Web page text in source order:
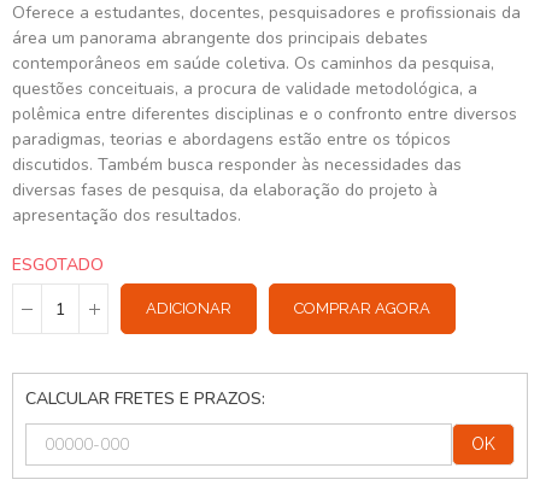
Oferece a estudantes, docentes, pesquisadores e profissionais da
área um panorama abrangente dos principais debates
contemporâneos em saúde coletiva. Os caminhos da pesquisa,
questões conceituais, a procura de validade metodológica, a
polêmica entre diferentes disciplinas e o confronto entre diversos
paradigmas, teorias e abordagens estão entre os tópicos
discutidos. Também busca responder às necessidades das
diversas fases de pesquisa, da elaboração do projeto à
apresentação dos resultados.
ESGOTADO
ADICIONAR COMPRAR AGORA
CALCULAR FRETES E PRAZOS:
OK